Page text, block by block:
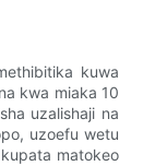
kuwa
kwa miaka 10
uzalishaji na
uzoefu wetu
matokeo